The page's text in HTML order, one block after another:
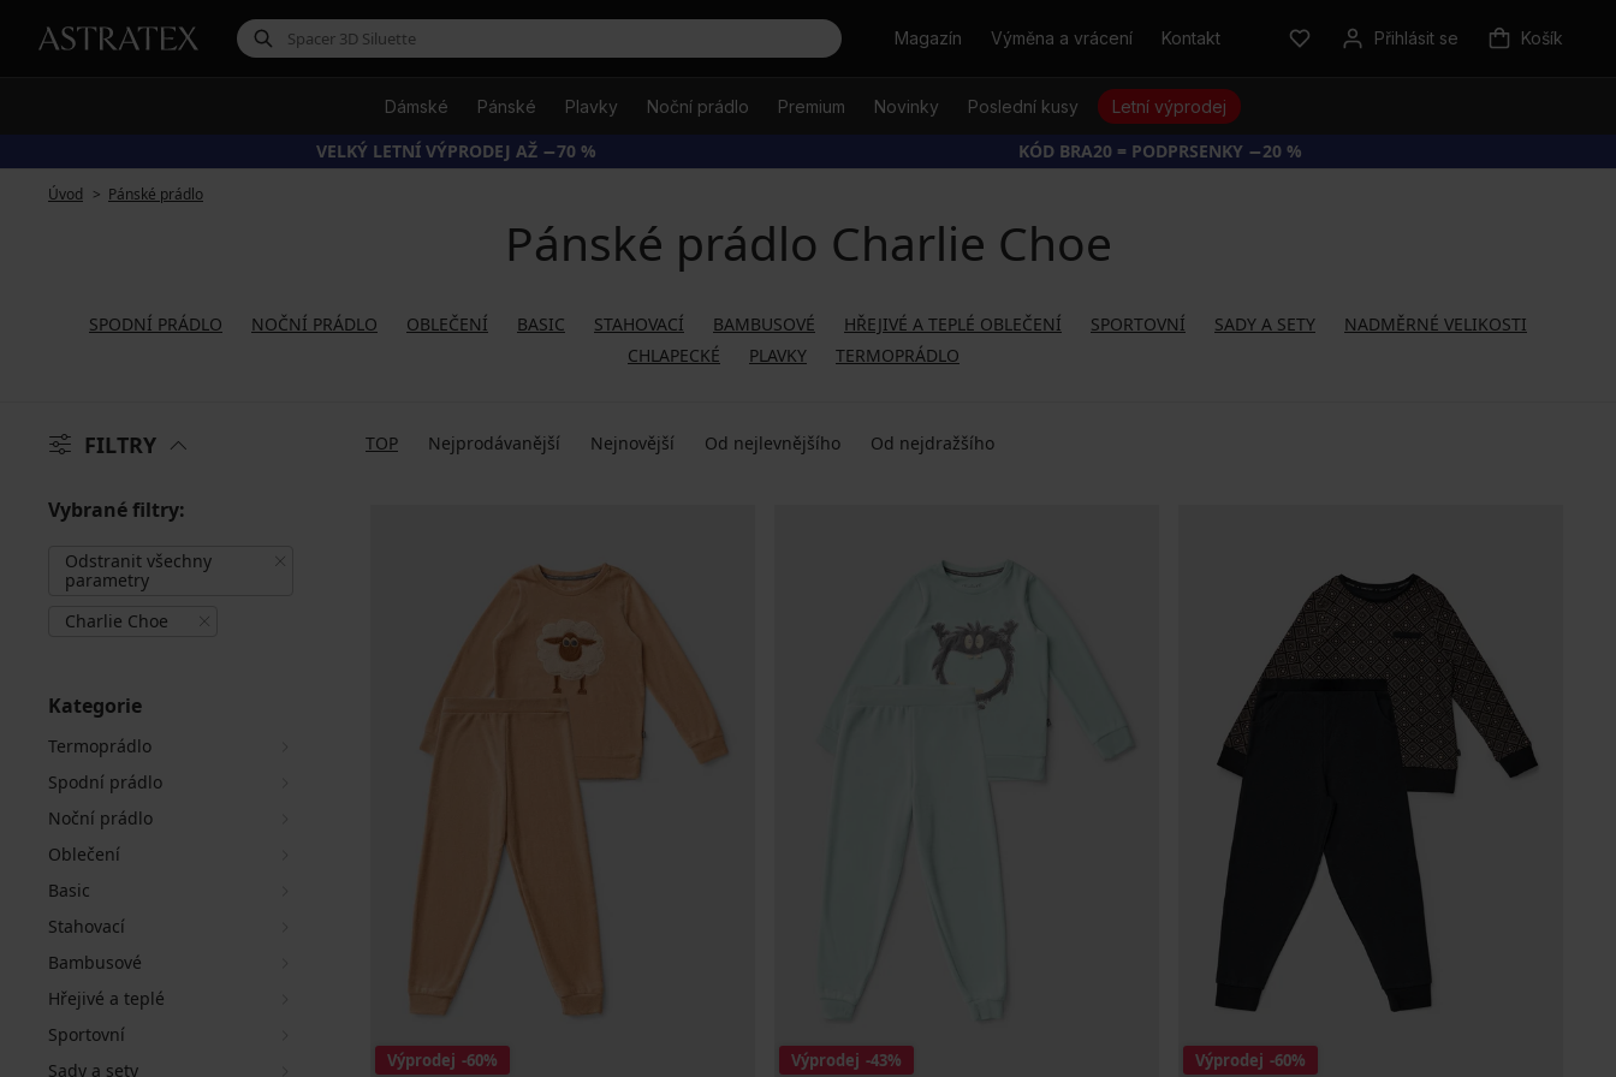
HledatMagazín Výměna a vrácení Kontakt Přihlásit se Košík
Dámské Pánské Plavky Noční prádlo Premium Novinky Poslední kusy Letní výprodej
VELKÝ LETNÍ VÝPRODEJ AŽ −70 % KÓD BRA20 = PODPRSENKY −20 %
Úvod Pánské prádlo
Pánské prádlo Charlie Choe
SPODNÍ PRÁDLO NOČNÍ PRÁDLO OBLEČENÍ BASIC STAHOVACÍ BAMBUSOVÉ HŘEJIVÉ A TEPLÉ OBLEČENÍ SPORTOVNÍ SADY A SETY
NADMĚRNÉ VELIKOSTI
CHLAPECKÉ
PLAVKY TERMOPRÁDLO
FILTRY TOP Nejprodávanější Nejnovější Od nejlevnějšího Od nejdražšího
Vybrané filtry:
Odstranit všechny
parametry
Charlie Choe
Kategorie
Termoprádlo
Spodní prádlo
Noční prádlo
Oblečení
Basic
Stahovací
Bambusové
Hřejivé a teplé
Sportovní
Sady a sety
Výprodej -60% Výprodej -43% Výprodej -60%